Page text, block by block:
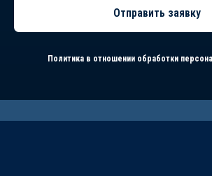
Отправить заявку
Политика в отношении обработки